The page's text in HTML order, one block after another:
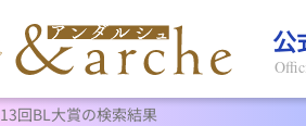
公
回BL大賞の検索結果